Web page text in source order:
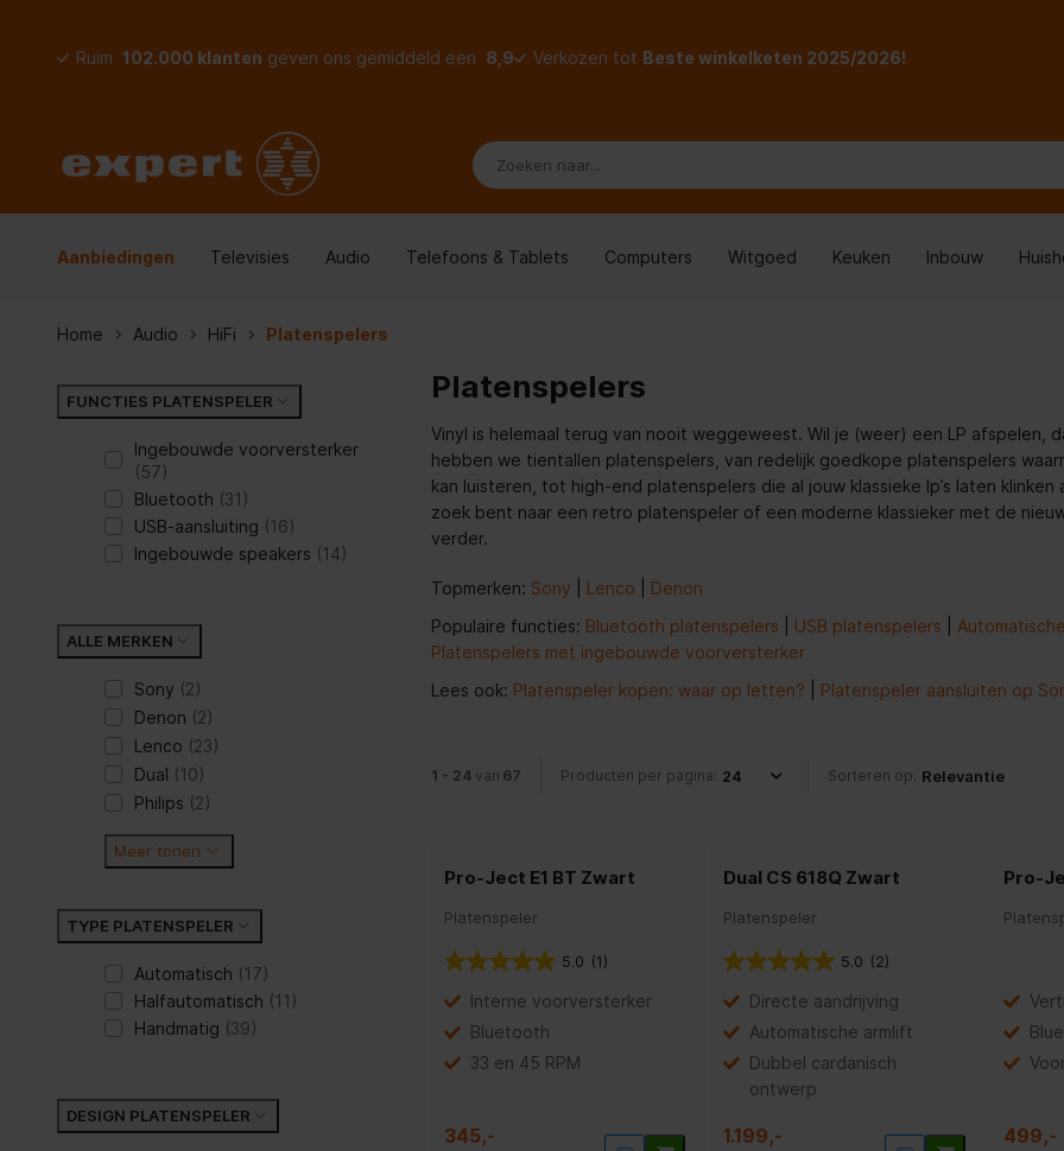
Ruim 102.000 klanten geven ons gemiddeld een 8,9 Verkozen tot Beste winkelketen 2025/2026!
Aanbiedingen Televisies Audio Telefoons & Tablets Computers Witgoed Keuken Inbouw
Home Audio HiFi Platenspelers
FUNCTIES PLATENSPELER
Ingebouwde voorversterker
(57)
Bluetooth (31)
USB-aansluiting (16)
Ingebouwde speakers (14)
ALLE MERKEN
Sony (2)
Denon (2)
Lenco (23)
Dual (10)
Philips (2)
Meer tonen
TYPE PLATENSPELER
Automatisch (17)
Halfautomatisch (11)
Handmatig (39)
DESIGN PLATENSPELER
Platenspelers
Vinyl is helemaal terug van nooit weggeweest. Wil je (weer) een LP afspelen,
hebben we tientallen platenspelers, van redelijk goedkope platenspelers
kan luisteren, tot high-end platenspelers die al jouw klassieke lp’s laten
zoek bent naar een retro platenspeler of een moderne klassieker met de
verder.
Topmerken: Sony Lenco
Denon
Populaire functies: Bluetooth platenspelers USB platenspelers
Platenspelers met ingebouwde voorversterker
Lees ook: Platenspeler kopen: waar op letten? Platenspeler aansluiten op
1 - 24 van 67 Producten per pagina: Sorteren op:
Pro-Ject E1 BT Zwart
Platenspeler
5.0 (1)
Interne voorversterker
Bluetooth
33 en 45 RPM
345,-
Dual CS 618Q Zwart
Platenspeler
5.0 (2)
Directe aandrijving
Automatische armlift
Dubbel cardanisch
ontwerp
1.199,-
Pro-
499,-